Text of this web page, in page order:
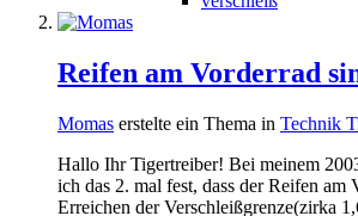
Reifen am Vorderrad
Momas erstelte ein Thema in Technik
Hallo Ihr Tigertreiber! Bei meinem
ich das 2. mal fest, dass der Reifen am
Erreichen der Verschleißgrenze(zirka